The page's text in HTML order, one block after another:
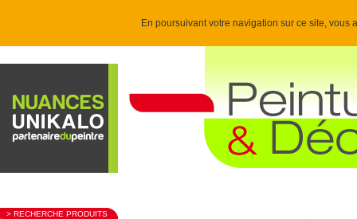
En poursuivant votre navigation sur ce site,
> RECHERCHE PRODUITS